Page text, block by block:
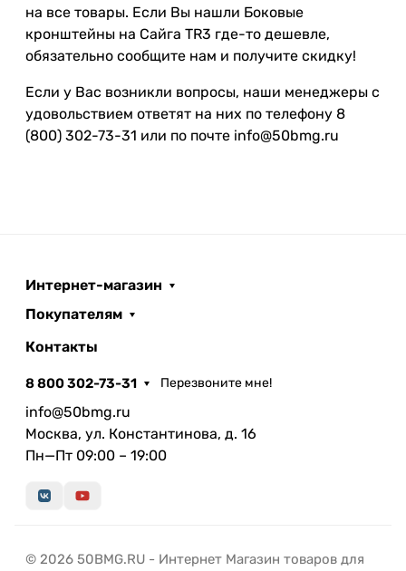
на все товары. Если Вы нашли Боковые
кронштейны на Сайга TR3 где-то дешевле,
обязательно сообщите нам и получите скидку!
Если у Вас возникли вопросы, наши менеджеры с
удовольствием ответят на них по телефону 8
(800) 302-73-31 или по почте info@50bmg.ru
Интернет-магазин
Покупателям
Контакты
8 800 302-73-31 Перезвоните мне!
info@50bmg.ru
Москва, ул. Константинова, д. 16
Пн—Пт 09:00 – 19:00
© 2026 50BMG.RU - Интернет Магазин товаров для